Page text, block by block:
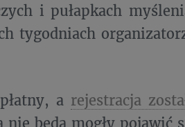
i pułapkach
tygodniach
a rejestracja
będą mogły pojawić